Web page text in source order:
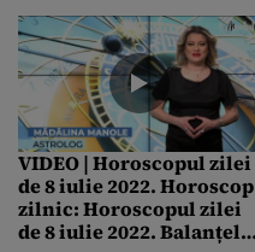
VIDEO | Horoscopul zilei
de 8 iulie 2022. Horoscop
zilnic: Horoscopul zilei
de 8 iulie 2022. Balanțele